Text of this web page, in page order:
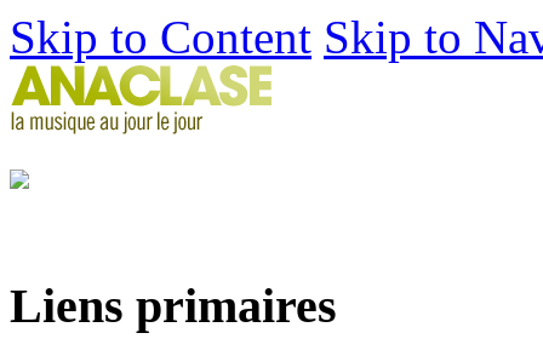
Skip to Content Skip to
Liens primaires